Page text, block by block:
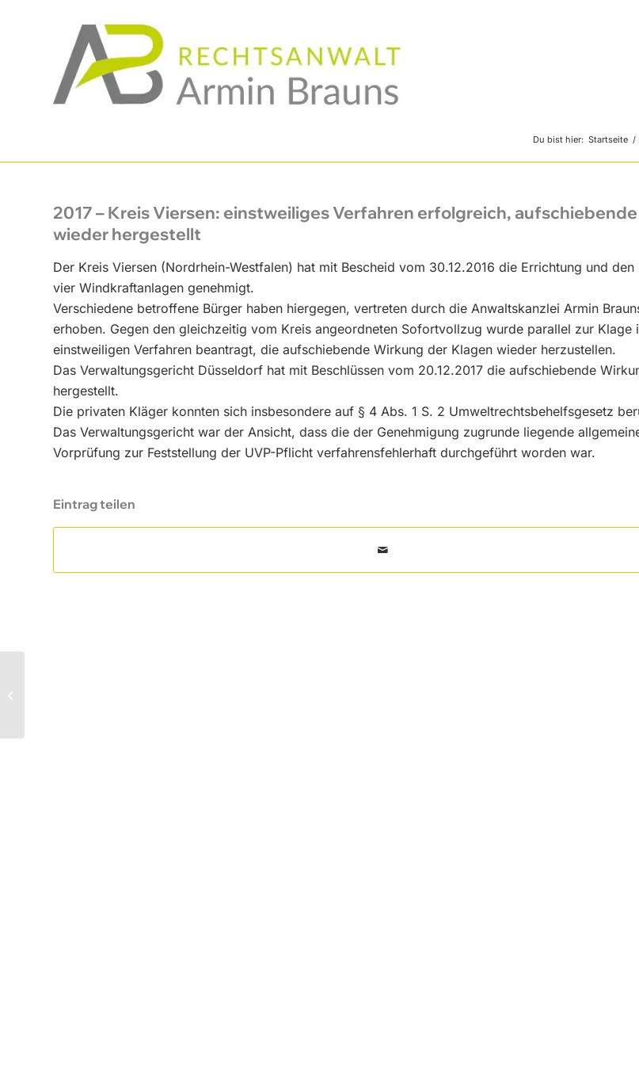
Du bist hier: Startseite /
2017 – Kreis Viersen: einstweiliges Verfahren erfolgreich,
wieder hergestellt
Der Kreis Viersen (Nordrhein-Westfalen) hat mit Bescheid vom 30.12.2016 die Errichtung und
vier Windkraftanlagen genehmigt.
Verschiedene betroffene Bürger haben hiergegen, vertreten durch die Anwaltskanzlei Armin
erhoben. Gegen den gleichzeitig vom Kreis angeordneten Sofortvollzug wurde parallel zur Klage
einstweiligen Verfahren beantragt, die aufschiebende Wirkung der Klagen wieder herzustellen.
Das Verwaltungsgericht Düsseldorf hat mit Beschlüssen vom 20.12.2017 die aufschiebende
hergestellt.
Die privaten Kläger konnten sich insbesondere auf § 4 Abs. 1 S. 2 Umweltrechtsbehelfsgesetz
Das Verwaltungsgericht war der Ansicht, dass die der Genehmigung zugrunde liegende
Vorprüfung zur Feststellung der UVP-Pflicht verfahrensfehlerhaft durchgeführt worden war.
Eintrag teilen